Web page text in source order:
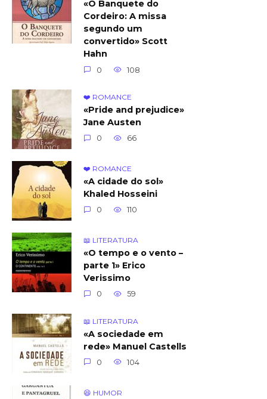
«O Banquete do
Cordeiro: A missa
segundo um
convertido» Scott
Hahn
0 108
❤️ ROMANCE
«Pride and prejudice»
Jane Austen
0 66
❤️ ROMANCE
«A cidade do sol»
Khaled Hosseini
0 110
📖 LITERATURA
«O tempo e o vento –
parte 1» Erico
Verissimo
0 59
📖 LITERATURA
«A sociedade em
rede» Manuel Castells
0 104
😆 HUMOR